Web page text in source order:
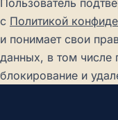
Пользователь
с Политикой
и понимает свои
данных, в том числе
блокирование и